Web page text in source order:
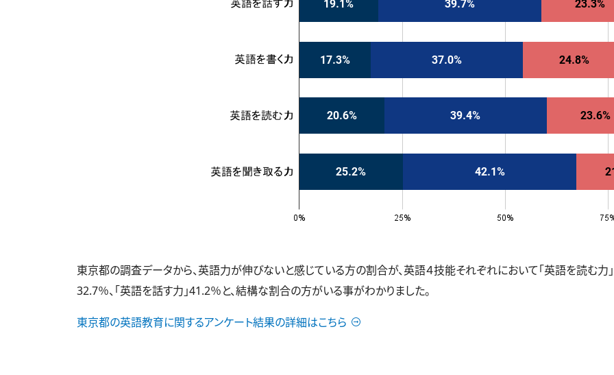
東京都の調査データから、英語力が伸びないと感じている方の割合が、英語４技能それぞれにおいて「英語を読む力」
32.7％、「英語を話す力」41.2％と、結構な割合の方がいる事がわかりました。
東京都の英語教育に関するアンケート結果の詳細はこちら